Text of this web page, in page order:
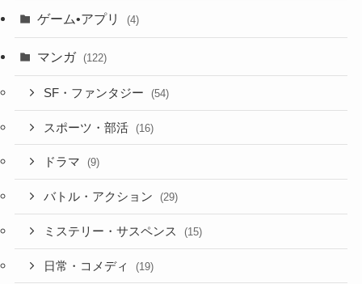
ゲーム•アプリ (4)
マンガ (122)
SF・ファンタジー (54)
スポーツ・部活 (16)
ドラマ (9)
バトル・アクション (29)
ミステリー・サスペンス (15)
日常・コメディ (19)